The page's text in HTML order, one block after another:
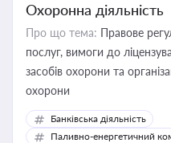
Охоронна діяльність
Про що тема: Правове
послуг, вимоги до
засобів охорони та
охорони
Банківська діяльність
Паливно-енергетичний